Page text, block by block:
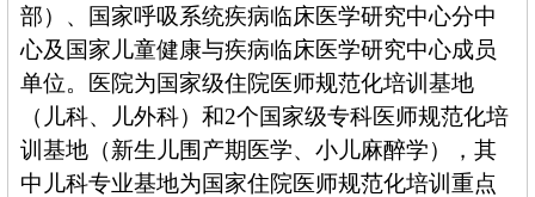
部）、国家呼吸系统疾病临床医学研究中心分中
心及国家儿童健康与疾病临床医学研究中心成员
单位。
医院为国家级住院医师规范化培训基地
（儿科、儿外科）和2个国家级专科医师规范化培
训基地（新生儿围产期医学、小儿麻醉学）
，其
中儿科专业基地为国家住院医师规范化培训重点